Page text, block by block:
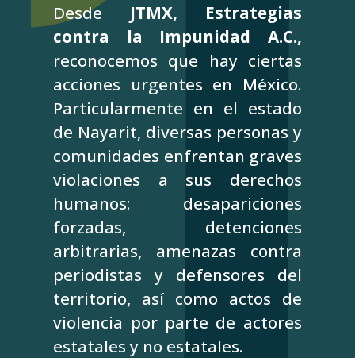
Desde JTMX, Estrategias
contra la Impunidad A.C.,
reconocemos que hay ciertas
acciones urgentes en México.
Particularmente en el estado
de Nayarit, diversas personas y
comunidades enfrentan graves
violaciones a sus derechos
humanos: desapariciones
forzadas, detenciones
arbitrarias, amenazas contra
periodistas y defensores del
territorio, así como actos de
violencia por parte de actores
estatales y no estatales.